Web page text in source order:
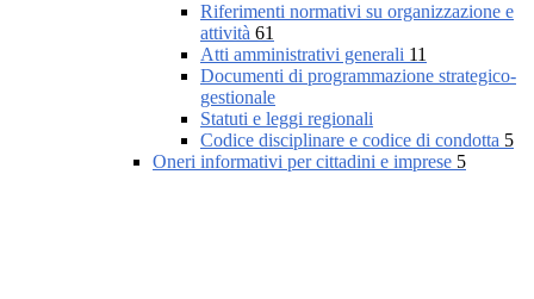
Riferimenti normativi su organizzazione e
attività 61
Atti amministrativi generali 11
Documenti di programmazione strategico-
gestionale
Statuti e leggi regionali
Codice disciplinare e codice di condotta 5
Oneri informativi per cittadini e imprese 5